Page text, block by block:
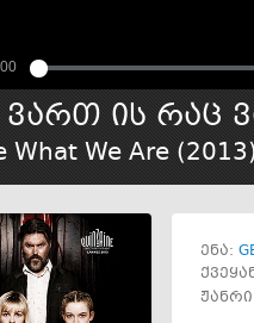
ვართ ის რაც
What We Are (2013
ენა: